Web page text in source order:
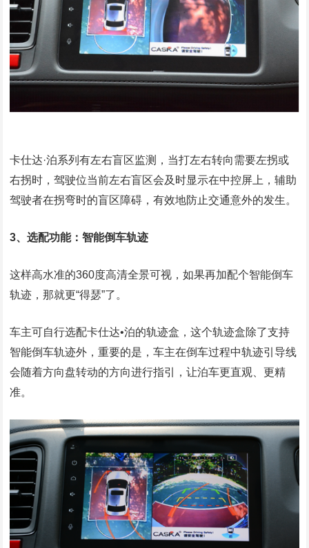
卡仕达·泊系列有左右盲区监测，当打左右转向需要左拐或
右拐时，驾驶位当前左右盲区会及时显示在中控屏上，辅助
驾驶者在拐弯时的盲区障碍，有效地防止交通意外的发生。
3、选配功能：智能倒车轨迹
这样高水准的360度高清全景可视，如果再加配个智能倒车
轨迹，那就更“得瑟”了。
车主可自行选配卡仕达•泊的轨迹盒，这个轨迹盒除了支持
智能倒车轨迹外，重要的是，车主在倒车过程中轨迹引导线
会随着方向盘转动的方向进行指引，让泊车更直观、更精
准。